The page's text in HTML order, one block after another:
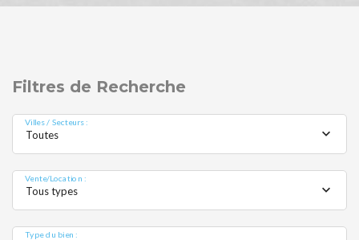
Filtres de Recherche
Villes / Secteurs :
Toutes
Vente/Location :
Tous types
Type du bien :